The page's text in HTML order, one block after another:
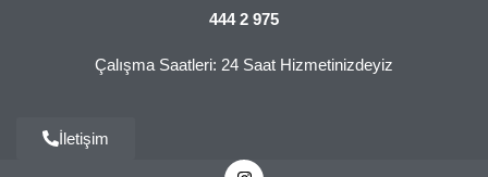
444 2 975
Çalışma Saatleri: 24 Saat Hizmetinizdeyiz
İletişim